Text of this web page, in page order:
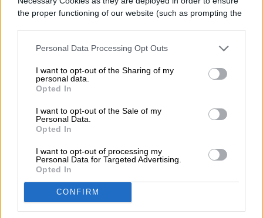
the proper functioning of our website (such as prompting the
Personal Data Processing Opt Outs
I want to opt-out of the Sharing of my
personal data.
Opted In
I want to opt-out of the Sale of my
Personal Data.
Opted In
I want to opt-out of processing my
Personal Data for Targeted Advertising.
Opted In
CONFIRM
Conecta tu Samsung Smart TV a una
conexión wifi.
Toca el botónSmart Huben el control
remoto.
Abre la tienda de aplicaciones y busca
NBC Sports
Presione la opciónInstalarpara
descargar la aplicación
Ingresa las credenciales de tu